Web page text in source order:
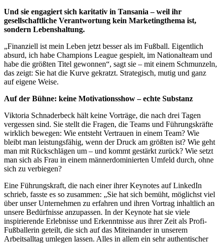
Und sie engagiert sich karitativ in Tansania – weil ihr
gesellschaftliche Verantwortung kein Marketingthema ist,
sondern Lebenshaltung.
„Finanziell ist mein Leben jetzt besser als im Fußball. Eigentlich
absurd, ich habe Champions League gespielt, im Nationalteam und
habe die größten Titel gewonnen“, sagt sie – mit einem Schmunzeln,
das zeigt: Sie hat die Kurve gekratzt. Strategisch, mutig und ganz
auf eigene Weise.
Auf der Bühne: keine Motivationsshow – echte Substanz
Viktoria Schnaderbeck hält keine Vorträge, die nach drei Tagen
vergessen sind. Sie stellt die Fragen, die Teams und Führungskräfte
wirklich bewegen: Wie entsteht Vertrauen in einem Team? Wie
bleibt man leistungsfähig, wenn der Druck am größten ist? Wie geht
man mit Rückschlägen um – und kommt gestärkt zurück? Wie setzt
man sich als Frau in einem männerdominierten Umfeld durch, ohne
sich zu verbiegen?
Eine Führungskraft, die nach einer ihrer Keynotes auf LinkedIn
schrieb, fasste es so zusammen: „Sie hat sich bemüht, möglichst viel
über unser Unternehmen zu erfahren und ihren Vortrag inhaltlich an
unsere Bedürfnisse anzupassen. In der Keynote hat sie viele
inspirierende Erlebnisse und Erkenntnisse aus ihrer Zeit als Profi-
Fußballerin geteilt, die sich auf das Miteinander in unserem
Arbeitsalltag umlegen lassen. Alles in allem ein sehr authentischer